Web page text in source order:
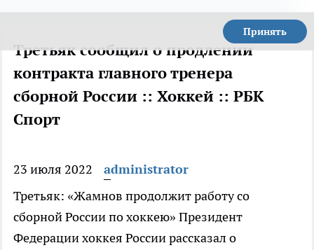
Принять
Третьяк сообщил о продлении
контракта главного тренера
сборной России :: Хоккей :: РБК
Спорт
23 июля 2022
administrator
Третьяк: «Жамнов продолжит работу со
сборной России по хоккею» Президент
Федерации хоккея России рассказал о